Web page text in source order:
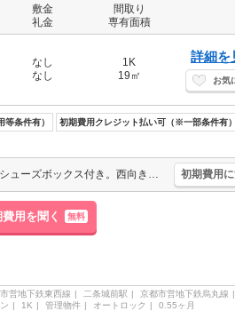
敷金
礼金
間取り
専有面積
なし
なし
1K
19㎡
詳細を
お気
条件有） 初期費用クレジット払い可（※一部条件有）
最上階。オートロック。室内に洗濯機置き場あります。シューズボックス付き。西向きバルコニー。フリーレント2ヶ月。 初期費用に
用を聞く 無料
営地下鉄東西線 二条城前駅
京都市営地下鉄烏丸線
1K 管理物件 オートロック 0.55ヶ月